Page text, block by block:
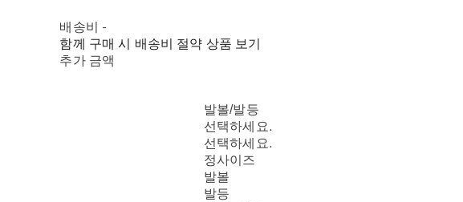
배송비 -
함께 구매 시 배송비 절약 상품 보기
추가 금액
발볼/발등
선택하세요.
선택하세요.
정사이즈
발볼
발등